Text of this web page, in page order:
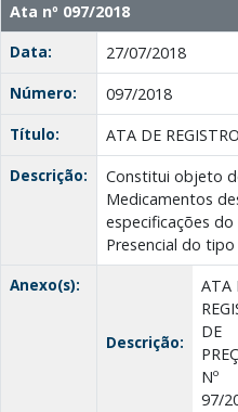
Ata nº 097/2018
Data:
27/07/2018
Número:
097/2018
Título:
ATA DE
Descrição:
Constitui objeto
Medicamentos
especificações
Presencial do
Anexo(s):
Descrição:
ATA
DE
Nº
97/